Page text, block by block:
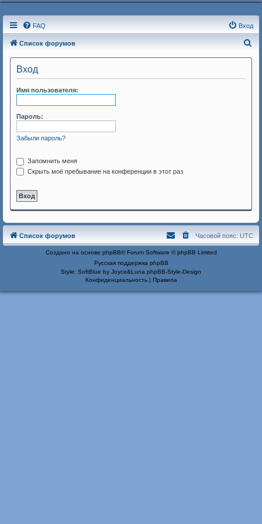
FAQ Вход
Список форумов
Вход
Имя пользователя:
Пароль:
Забыли пароль?
Запомнить меня
Скрыть моё пребывание на конференции в этот раз
Список форумов Часовой пояс: UTC
Создано на основе phpBB® Forum Software © phpBB Limited
Русская поддержка phpBB
Style: SoftBlue by Joyce&Luna phpBB-Style-Design
Конфиденциальность| Правила